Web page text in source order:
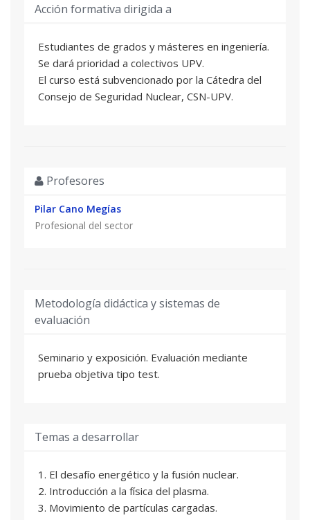
integración de reactores de fusión con plantas
Conocer cuáles son las incertidumbres en el
estudio de la integración de reactores de fusión
con plantas de producción de potencia.
Comprender cuáles son las mejores opciones
Comprender el funcionamiento de técnicas de
velocidad del plasma.
Conocer el estado del arte de técnicas de
Acción formativa dirigida a
Estudiantes de grados y másteres en ingeniería.
Se dará prioridad a colectivos UPV.
El curso está subvencionado por la Cátedra del
Consejo de Seguridad Nuclear, CSN-UPV.
Profesores
Pilar Cano Megías
Profesional del sector
Metodología didáctica y sistemas de
evaluación
Seminario y exposición. Evaluación mediante
prueba objetiva tipo test.
Temas a desarrollar
1. El desafío energético y la fusión nuclear.
2. Introducción a la física del plasma.
3. Movimiento de partículas cargadas.